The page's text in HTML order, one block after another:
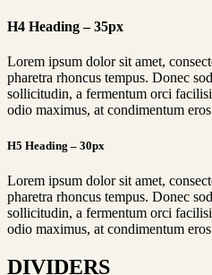
H4 Heading – 35px
Lorem ipsum dolor sit amet,
pharetra rhoncus tempus. Donec
sollicitudin, a fermentum orci
odio maximus, at condimentum
H5 Heading – 30px
Lorem ipsum dolor sit amet,
pharetra rhoncus tempus. Donec
sollicitudin, a fermentum orci
odio maximus, at condimentum
DIVIDERS